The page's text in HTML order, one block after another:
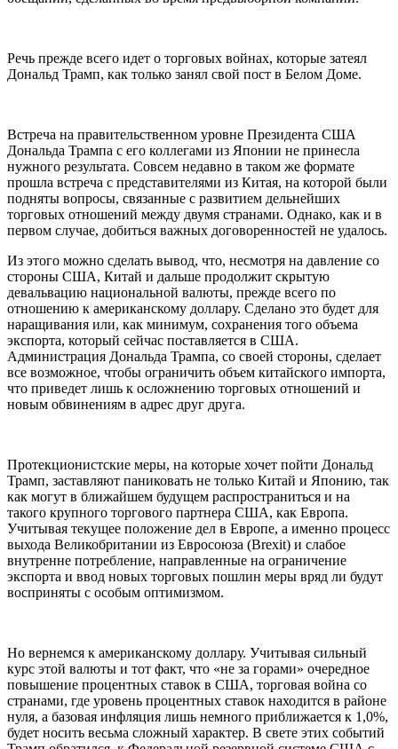
Речь прежде всего идет о торговых войнах, которые затеял
Дональд Трамп, как только занял свой пост в Белом Доме.
Встреча на правительственном уровне Президента США
Дональда Трампа с его коллегами из Японии не принесла
нужного результата. Совсем недавно в таком же формате
прошла встреча с представителями из Китая, на которой были
подняты вопросы, связанные с развитием дельнейших
торговых отношений между двумя странами. Однако, как и в
первом случае, добиться важных договоренностей не удалось.
Из этого можно сделать вывод, что, несмотря на давление со
стороны США, Китай и дальше продолжит скрытую
девальвацию национальной валюты, прежде всего по
отношению к американскому доллару. Сделано это будет для
наращивания или, как минимум, сохранения того объема
экспорта, который сейчас поставляется в США.
Администрация Дональда Трампа, со своей стороны, сделает
все возможное, чтобы ограничить объем китайского импорта,
что приведет лишь к осложнению торговых отношений и
новым обвинениям в адрес друг друга.
Протекционистские меры, на которые хочет пойти Дональд
Трамп, заставляют паниковать не только Китай и Японию, так
как могут в ближайшем будущем распространиться и на
такого крупного торгового партнера США, как Европа.
Учитывая текущее положение дел в Европе, а именно процесс
выхода Великобритании из Евросоюза (Brexit) и слабое
внутренне потребление, направленные на ограничение
экспорта и ввод новых торговых пошлин меры вряд ли будут
восприняты с особым оптимизмом.
Но вернемся к американскому доллару. Учитывая сильный
курс этой валюты и тот факт, что «не за горами» очередное
повышение процентных ставок в США, торговая война со
странами, где уровень процентных ставок находится в районе
нуля, а базовая инфляция лишь немного приближается к 1,0%,
будет носить весьма сложный характер. В свете этих событий